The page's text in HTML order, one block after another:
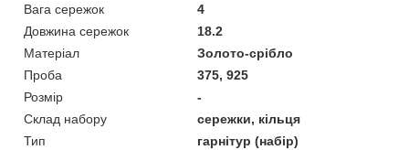
Вага сережок
4
Довжина сережок
18.2
Матеріал
Золото-срібло
Проба
375, 925
Розмір
-
Склад набору
сережки, кільця
Тип
гарнітур (набір)